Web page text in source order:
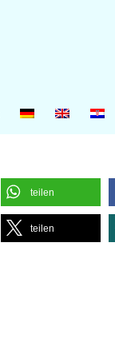
teilen
teilen